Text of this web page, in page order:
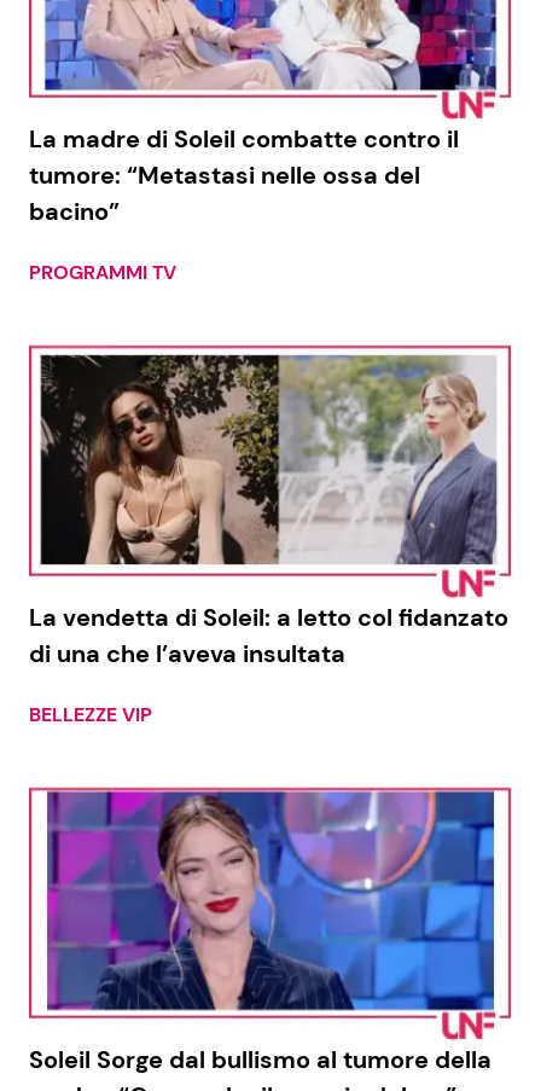
Economia
Persone Scomparse
Fiction e Serie TV
Programmi TV
News Cinema
News Musica
News Spettacolo
News dal mondo
Casa
Moda e Style
Mondo Mamma
News benessere
Salute
Viaggi e Turismo
Festività
Cucina e Ricette
Consigli di Cucina
Le Ricette in TV
Primi Piatti
Ricette Facili e Veloci
Ricette Feste
Ricette per Bambini
La madre di Soleil combatte contro il
tumore: “Metastasi nelle ossa del
bacino”
PROGRAMMI TV
La vendetta di Soleil: a letto col fidanzato
di una che l’aveva insultata
BELLEZZE VIP
Soleil Sorge dal bullismo al tumore della